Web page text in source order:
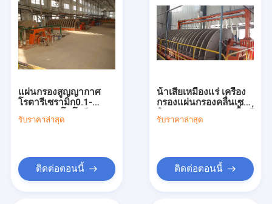
แผ่นกรองสูญญากาศ
โรตารีเซรามิก0.1-
แยกน้ำออกจากเหมือง
รับราคาล่าสุด
ติดต่อตอนนี้
น้ําเสียเหมืองแร่ เครื่อง
กรองแผ่นกรองคลื่นเซรา
ระบบกําจัดน้ําจากสลัด
รับราคาล่าสุด
ติดต่อตอนนี้